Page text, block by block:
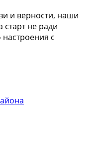
и верности, наши
не ради
с